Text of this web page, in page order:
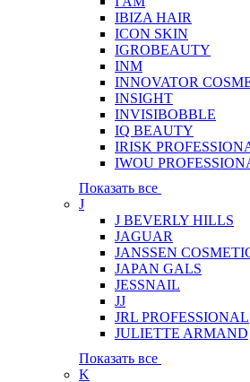
IBIZA HAIR
ICON SKIN
IGROBEAUTY
INM
INNOVATOR
INSIGHT
INVISIBOBBLE
IQ BEAUTY
IRISK
IWOU
Показать все
J
J BEVERLY HILLS
JAGUAR
JANSSEN
JAPAN GALS
JESSNAIL
JJ
JRL PROFESSIONAL
JULIETTE ARMAND
Показать все
K